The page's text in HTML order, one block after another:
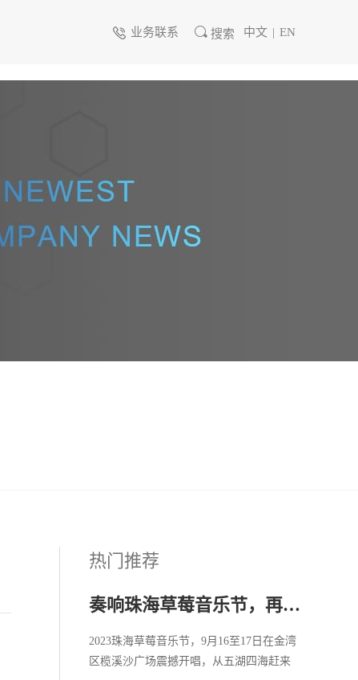
业务联系 中文 | EN
搜索
热门推荐
奏响珠海草莓音乐节，再掀音乐热潮
2023珠海草莓音乐节，9月16至17日在金湾
区榄溪沙广场震撼开唱，从五湖四海赶来